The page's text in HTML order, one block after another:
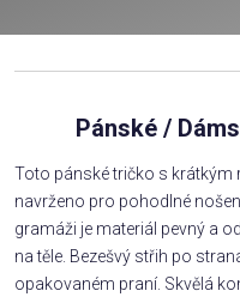
Pánské /
Toto pánské tričko s krátkým
navrženo pro pohodlné
gramáži je materiál pevný a
na těle. Bezešvý střih po
opakovaném praní. Skvělá